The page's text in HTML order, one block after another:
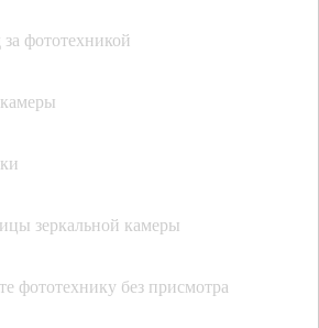
фототехникой
зеркальной камеры
фототехнику без присмотра